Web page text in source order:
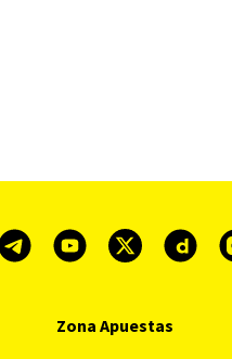
Zona Apuestas